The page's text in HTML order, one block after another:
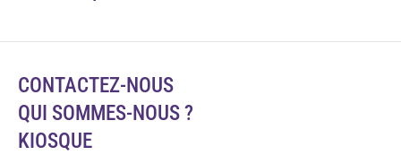
CONTACTEZ-NOUS
QUI SOMMES-NOUS ?
KIOSQUE